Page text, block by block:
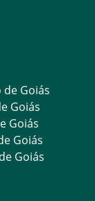
Goiás
Goiás
Goiás
Goiás
Goiás